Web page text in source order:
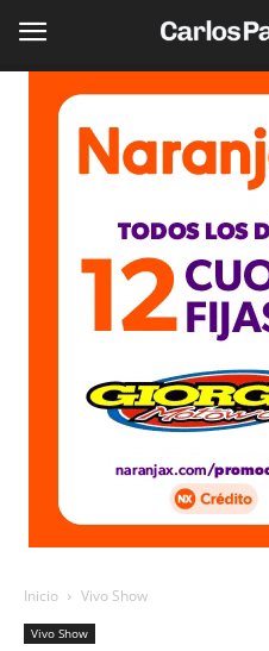
Inicio Vivo Show
Vivo Show